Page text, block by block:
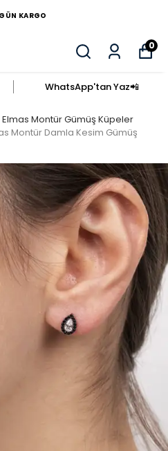
KARGO
0
WhatsApp'tan Yaz​📲​
Elmas Montür Gümüş Küpeler
Montür Damla Kesim Gümüş